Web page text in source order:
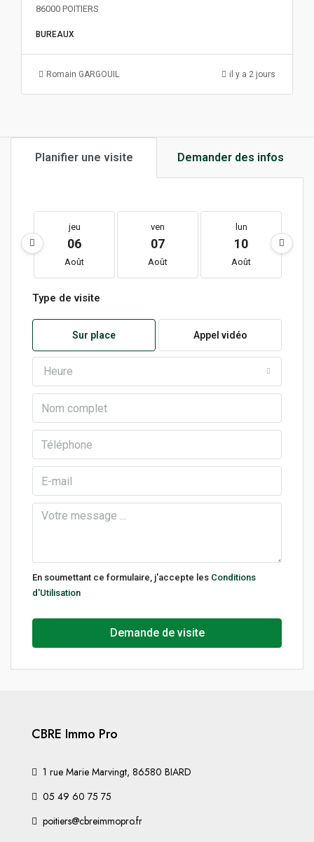
86000 POITIERS
BUREAUX
Romain GARGOUIL il y a 2 jours
Planifier une visite Demander des infos
jeu
06
Août
ven
07
Août
lun
10
Août
Type de visite
Sur place Appel vidéo
Heure
En soumettant ce formulaire, j'accepte les Conditions
d'Utilisation
Demande de visite
CBRE Immo Pro
1 rue Marie Marvingt, 86580 BIARD
05 49 60 75 75
poitiers@cbreimmopro.fr